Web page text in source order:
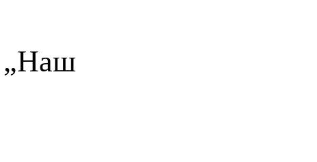
„Наш